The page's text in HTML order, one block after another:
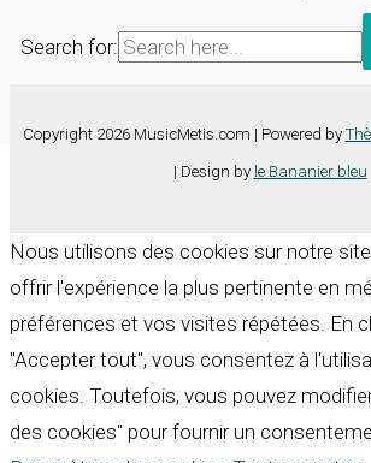
Search for:
Copyright 2026 MusicMetis.com | Powered by
| Design by le Bananier bleu
Nous utilisons des cookies sur notre
offrir l'expérience la plus pertinente en
préférences et vos visites répétées. En
"Accepter tout", vous consentez à
cookies. Toutefois, vous pouvez
des cookies" pour fournir un